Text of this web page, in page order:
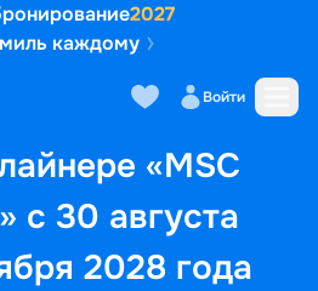
2027
каждому
Войти
«MSC
с 30 августа
2028 года
кают Маршрут и